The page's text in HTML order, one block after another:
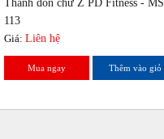
Thanh đòn chữ Z PD Fitness - MS
113
Giá: Liên hệ
Mua ngay Thêm vào giỏ